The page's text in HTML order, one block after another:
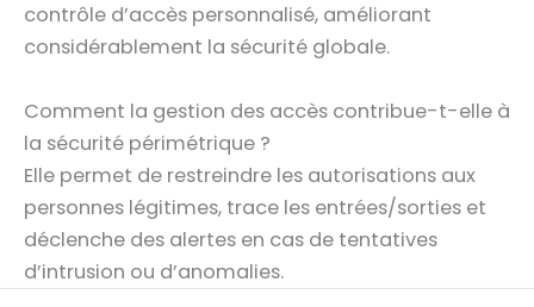
contrôle d’accès personnalisé, améliorant
considérablement la sécurité globale.
Comment la gestion des accès contribue-t-elle à
la sécurité périmétrique ?
Elle permet de restreindre les autorisations aux
personnes légitimes, trace les entrées/sorties et
déclenche des alertes en cas de tentatives
d’intrusion ou d’anomalies.